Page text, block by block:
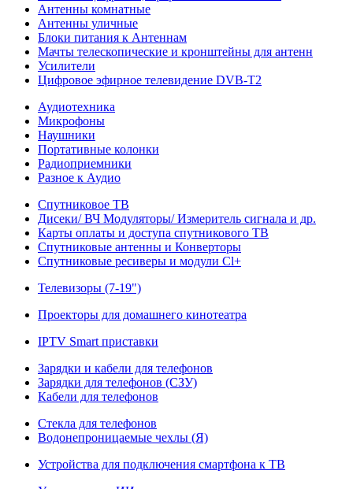
Антенны комнатные
Антенны уличные
Блоки питания к Антеннам
Мачты телескопические и кронштейны для антенн
Усилители
Цифровое эфирное телевидение DVB-Т2
Аудиотехника
Микрофоны
Наушники
Портативные колонки
Радиоприемники
Разное к Аудио
Спутниковое ТВ
Дисеки/ ВЧ Модуляторы/ Измеритель сигнала и др.
Карты оплаты и доступа спутникового ТВ
Спутниковые антенны и Конверторы
Спутниковые ресиверы и модули Cl+
Телевизоры (7-19")
Проекторы для домашнего кинотеатра
IPTV Smart приставки
Зарядки и кабели для телефонов
Зарядки для телефонов (СЗУ)
Кабели для телефонов
Стекла для телефонов
Водонепроницаемые чехлы (Я)
Устройства для подключения смартфона к ТВ